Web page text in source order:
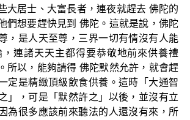
大居士、大富長者，連夜就趕去 佛陀的
們想要趕快見到 佛陀。這就是說，佛陀
，是人天至尊，三界一切有情沒有人能
連諸天天主都得要恭敬地前來供養禮
所以，能夠請得 佛陀默然允許，就會趕
定是精緻頂級飲食供養。這時「大通智
」，可是「默然許之」以後，並沒有立
為很多應該前來聽法的人還沒有來，所